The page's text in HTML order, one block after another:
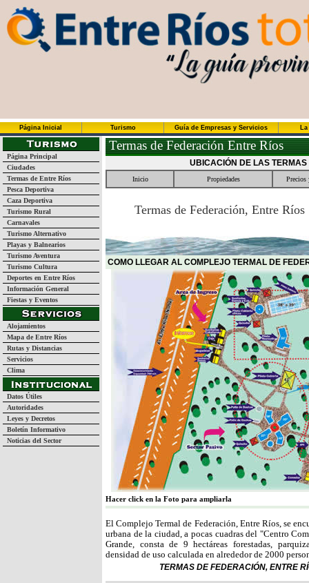
Página Inicial Turismo Guía de Empresas y Servicios
Página Principal
Ciudades
Termas de Entre Ríos
Pesca Deportiva
Caza Deportiva
Turismo Rural
Carnavales
Turismo Alternativo
Playas y Balnearios
Turismo Aventura
Turismo Cultura
Deportes en Entre Ríos
Información General
Fiestas y Eventos
Alojamientos
Mapa de Entre Ríos
Rutas y Distancias
Servicios
Clima
Datos Útiles
Autoridades
Leyes y Decretos
Boletín Informativo
Noticias del Sector
Termas de Federación Entre Ríos
UBICACIÓN DE LAS
Inicio Propiedades Precios
Termas de Federación, Entre Ríos
COMO LLEGAR AL COMPLEJO TERMAL DE
Hacer click en la Foto para ampliarla
El Complejo Termal de Federación, Entre Ríos, se
urbana de la ciudad, a pocas cuadras del "Centro
Grande, consta de 9 hectáreas forestadas,
densidad de uso calculada en alrededor de 2000
TERMAS DE FEDERACIÓN, ENTRE